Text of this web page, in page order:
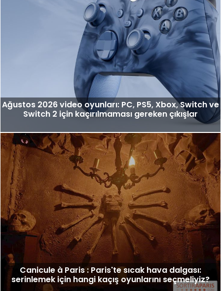
Ağustos 2026 video oyunları: PC, PS5, Xbox, Switch ve
Switch 2 için kaçırılmaması gereken çıkışlar
Canicule à Paris : Paris'te sıcak hava dalgası:
serinlemek için hangi kaçış oyunlarını seçmeliyiz?